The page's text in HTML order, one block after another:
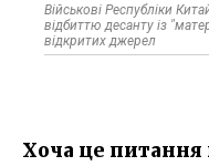
Військові Республіки
відбиттю десанту із
відкритих джерел
Хоча це питання